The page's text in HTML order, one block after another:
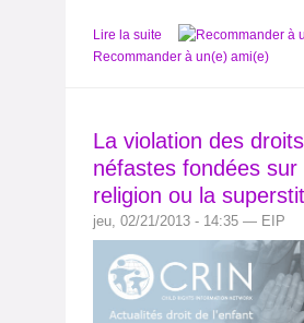
Lire la suite
Recommander à un(e) ami(e)
La violation des
néfastes fondées
religion ou la
jeu, 02/21/2013 - 14:35 — EIP